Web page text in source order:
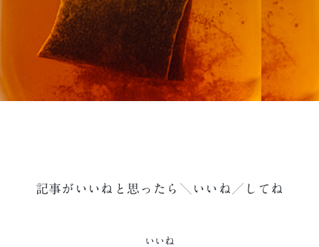
記事がいいねと思ったら＼いいね／してね
いいね